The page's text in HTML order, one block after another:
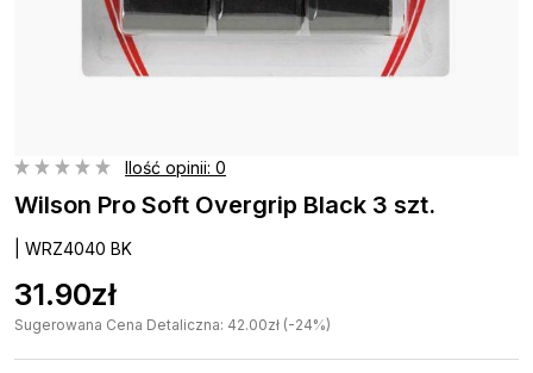
Ilość opinii: 0
Wilson Pro Soft Overgrip Black 3 szt.
| WRZ4040 BK
31.90zł
Sugerowana Cena Detaliczna: 42.00zł (-24%)